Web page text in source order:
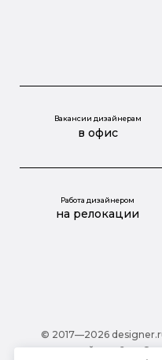
Вакансии дизайнерам
в офис
Работа дизайнером
на релокации
© 2017—2026
дизайнера?
О